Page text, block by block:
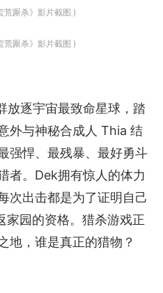
荒厮杀》影片截图 )
荒厮杀》影片截图 )
放逐宇宙最致命星球，踏
外与神秘合成人 Thia 结
强悍、最残暴、最好勇斗
者。Dek拥有惊人的体力
次出击都是为了证明自己
家园的资格。猎杀游戏正
地，谁是真正的猎物？